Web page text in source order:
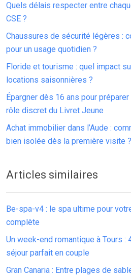
Quels délais respecter entre
CSE ?
Chaussures de sécurité légères :
pour un usage quotidien ?
Floride et tourisme : quel impact
locations saisonnières ?
Épargner dès 16 ans pour
rôle discret du Livret Jeune
Achat immobilier dans l’Aude :
bien isolée dès la première visite ?
Articles similaires
Be-spa-v4 : le spa ultime pour
complète
Un week-end romantique à Tours
séjour parfait en couple
Gran Canaria : Entre plages de